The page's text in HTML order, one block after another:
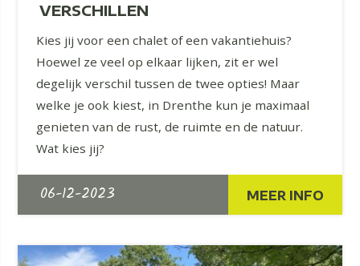
VERSCHILLEN
Kies jij voor een chalet of een vakantiehuis?
Hoewel ze veel op elkaar lijken, zit er wel
degelijk verschil tussen de twee opties! Maar
welke je ook kiest, in Drenthe kun je maximaal
genieten van de rust, de ruimte en de natuur.
Wat kies jij?
06-12-2023 MEER INFO